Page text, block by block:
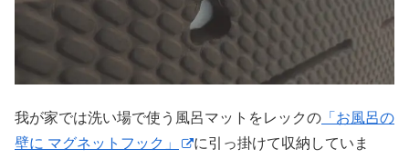
我が家では洗い場で使う風呂マットをレックの 「お風呂の
壁に マグネットフック」
に引っ掛けて収納していま